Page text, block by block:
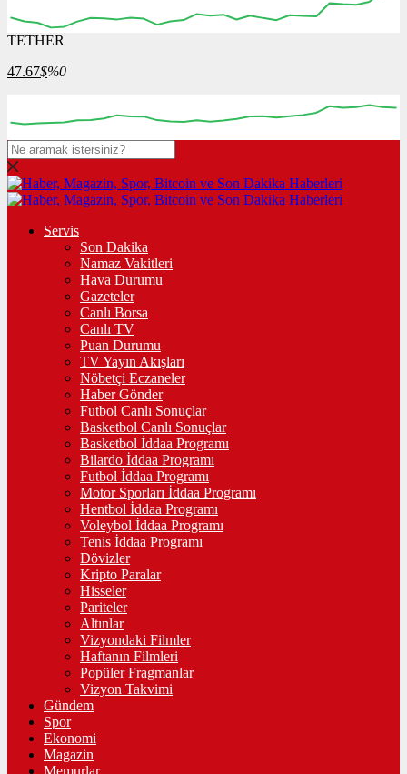
TETHER
47.67$%0
Servis
Son Dakika
Namaz Vakitleri
Hava Durumu
Gazeteler
Canlı Borsa
Canlı TV
Puan Durumu
TV Yayın Akışları
Nöbetçi Eczaneler
Haber Gönder
Futbol Canlı Sonuçlar
Basketbol Canlı Sonuçlar
Basketbol İddaa Programı
Bilardo İddaa Programı
Futbol İddaa Programı
Motor Sporları İddaa Programı
Hentbol İddaa Programı
Voleybol İddaa Programı
Tenis İddaa Programı
Dövizler
Kripto Paralar
Hisseler
Pariteler
Altınlar
Vizyondaki Filmler
Haftanın Filmleri
Popüler Fragmanlar
Vizyon Takvimi
Gündem
Spor
Ekonomi
Magazin
Memurlar